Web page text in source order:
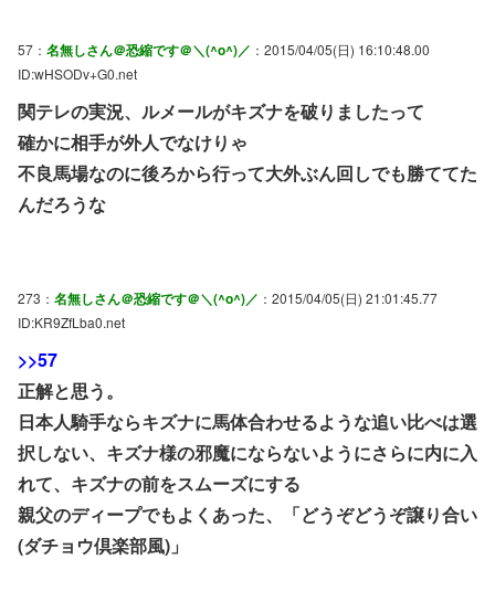
57： 名無しさん＠恐縮です＠＼(^o^)／ ：2015/04/05(日) 16:10:48.00
ID:wHSODv+G0.net
関テレの実況、ルメールがキズナを破りましたって
確かに相手が外人でなけりゃ
不良馬場なのに後ろから行って大外ぶん回しでも勝ててた
んだろうな
273： 名無しさん＠恐縮です＠＼(^o^)／ ：2015/04/05(日) 21:01:45.77
ID:KR9ZfLba0.net
>>57
正解と思う。
日本人騎手ならキズナに馬体合わせるような追い比べは選
択しない、キズナ様の邪魔にならないようにさらに内に入
れて、キズナの前をスムーズにする
親父のディープでもよくあった、「どうぞどうぞ譲り合い
(ダチョウ倶楽部風)」